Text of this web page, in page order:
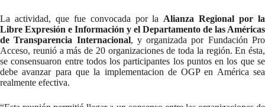
La actividad, que fue convocada por la Alianza Regional por la
Libre Expresión e Información y el Departamento de las Américas
de Transparencia Internacional, y organizada por Fundación Pro
Acceso, reunió a más de 20 organizaciones de toda la región. En ésta,
se consensuaron entre todos los participantes los puntos en los que se
debe avanzar para que la implementacion de OGP en América sea
realmente efectiva.